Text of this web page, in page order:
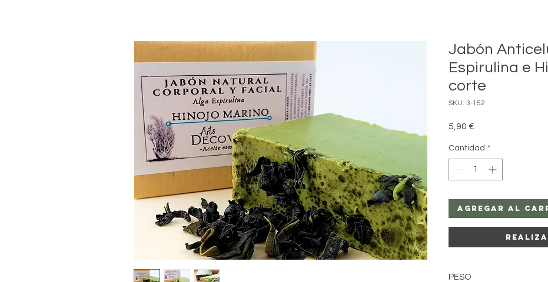
Jabón
Espirulina e
corte
SKU: 3-152
5,90 €
Cantidad *
Agregar al
PESO